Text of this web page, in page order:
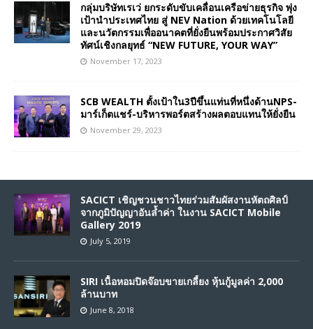
กลุ่มบริษัทเรเว่ ยกระดับขับเคลื่อนเครือข่ายธุรกิจ พุ่ง
เป้านำประเทศไทย สู่ NEV Nation ด้วยเทคโนโลยี
และนวัตกรรมเพื่ออนาคตที่ยั่งยืนพร้อมประกาศวิสัย
ทัศน์เชิงกลยุทธ์ “NEW FUTURE, YOUR WAY”
November 17, 2023
SCB WEALTH ตั้งเป้าใน3ปีขึ้นแท่นที่หนึ่งด้านNPS-
มาร์เก็ตแชร์-บริหารพอร์ตสร้างผลตอบแทนให้ยั่งยืน
November 29, 2023
SACICT เชิญชวนชาวไทยร่วมสัมผัสงานหัตถศิลป์
จากภูมิปัญญาอันล้ำค่า ในงาน SACICT Mobile
Gallery 2019
July 5, 2019
SIRI เนื้อหอมปิดจ๊อบขายเกลี้ยง หุ้นกู้มูลค่า 2,000
ล้านบาท
June 8, 2018